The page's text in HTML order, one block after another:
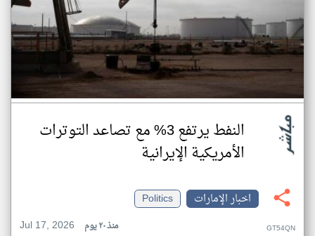
النفط يرتفع 3% مع تصاعد التوترات
الأمريكية الإيرانية
اخبار الإمارات
Politics
Jul 17, 2026
منذ ٢٠ يوم GT54QN